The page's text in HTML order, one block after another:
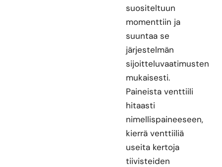
suositeltuun
momenttiin ja
suuntaa se
järjestelmän
sijoitteluvaatimusten
mukaisesti.
Paineista venttiili
hitaasti
nimellispaineeseen,
kierrä venttiiliä
useita kertoja
tiivisteiden